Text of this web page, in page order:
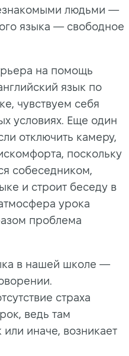
людьми —
языка — свободное
на помощь
язык по
чувствуем себя
условиях. Еще один
отключить камеру,
поскольку
собеседником,
и строит беседу в
урока
проблема
в нашей школе —
страха
ведь там
иначе, возникает